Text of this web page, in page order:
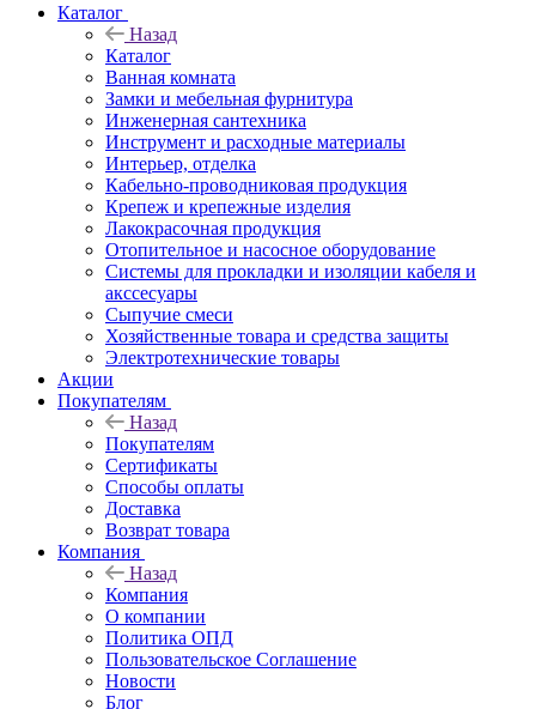
Каталог
Назад
Каталог
Ванная комната
Замки и мебельная фурнитура
Инженерная сантехника
Инструмент и расходные материалы
Интерьер, отделка
Кабельно-проводниковая продукция
Крепеж и крепежные изделия
Лакокрасочная продукция
Отопительное и насосное оборудование
Системы для прокладки и изоляции кабеля и
акссесуары
Сыпучие смеси
Хозяйственные товара и средства защиты
Электротехнические товары
Акции
Покупателям
Назад
Покупателям
Сертификаты
Способы оплаты
Доставка
Возврат товара
Компания
Назад
Компания
О компании
Политика ОПД
Пользовательское Соглашение
Новости
Блог